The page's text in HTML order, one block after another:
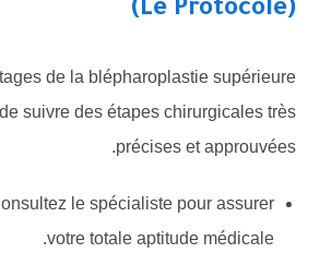
(Le Protocole)
de la blépharoplastie supérieure
suivre des étapes chirurgicales très
précises et approuvées.
le spécialiste pour assurer
votre totale aptitude médicale.